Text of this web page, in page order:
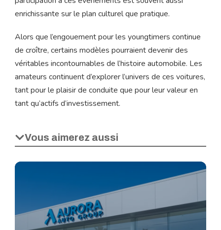
enrichissante sur le plan culturel que pratique.
Alors que l’engouement pour les youngtimers continue
de croître, certains modèles pourraient devenir des
véritables incontournables de l’histoire automobile. Les
amateurs continuent d’explorer l’univers de ces voitures,
tant pour le plaisir de conduite que pour leur valeur en
tant qu’actifs d’investissement.
Vous aimerez aussi